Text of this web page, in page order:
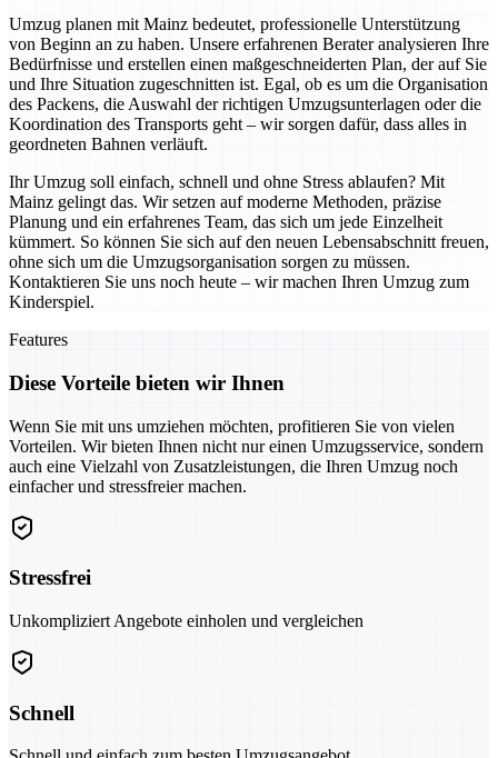
Umzug planen mit Mainz bedeutet, professionelle Unterstützung
von Beginn an zu haben. Unsere erfahrenen Berater analysieren Ihre
Bedürfnisse und erstellen einen maßgeschneiderten Plan, der auf Sie
und Ihre Situation zugeschnitten ist. Egal, ob es um die Organisation
des Packens, die Auswahl der richtigen Umzugsunterlagen oder die
Koordination des Transports geht – wir sorgen dafür, dass alles in
geordneten Bahnen verläuft.
Ihr Umzug soll einfach, schnell und ohne Stress ablaufen? Mit
Mainz gelingt das. Wir setzen auf moderne Methoden, präzise
Planung und ein erfahrenes Team, das sich um jede Einzelheit
kümmert. So können Sie sich auf den neuen Lebensabschnitt freuen,
ohne sich um die Umzugsorganisation sorgen zu müssen.
Kontaktieren Sie uns noch heute – wir machen Ihren Umzug zum
Kinderspiel.
Features
Diese Vorteile bieten wir Ihnen
Wenn Sie mit uns umziehen möchten, profitieren Sie von vielen
Vorteilen. Wir bieten Ihnen nicht nur einen Umzugsservice, sondern
auch eine Vielzahl von Zusatzleistungen, die Ihren Umzug noch
einfacher und stressfreier machen.
Stressfrei
Unkompliziert Angebote einholen und vergleichen
Schnell